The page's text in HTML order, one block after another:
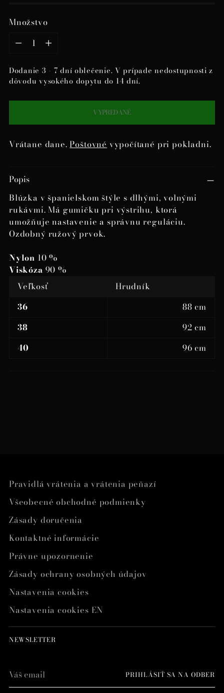
Množstvo
Množstvo
Dodanie 3 - 7 dní oblečenie. V prípade nedostupnosti z
dôvodu vysokého dopytu do 14 dní.
VYPREDANÉ
Vrátane dane.Poštovnévypočítané pri pokladni.
produktu
do
košíka
Popis
Blúzka v španielskom štýle s dlhými, volnými
rukávmi. Má gumičku pri výstrihu, ktorá
umožňuje nastavenie a správnu reguláciu.
Ozdobný ružový prvok.
Nylon 10 %
Viskóza90 %
Veľkosť
Hrudník
36
88 cm
38
92 cm
40
96 cm
Pravidlá vrátenia a vrátenia peňazí
Všeobecné obchodné podmienky
Zásady doručenia
Kontaktné informácie
Právne upozornenie
Zásady ochrany osobných údajov
Nastavenia cookies
Nastavenia cookies EN
NEWSLETTER
email
PRIHLÁSIŤ SA NA ODBER